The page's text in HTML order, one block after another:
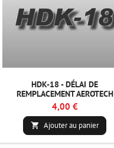
HDK-18 - DÉLAI DE
REMPLACEMENT AEROTECH
4,00 €
 Ajouter au panier